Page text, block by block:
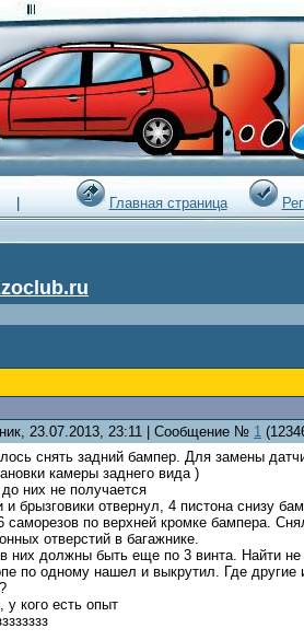
05:55 | Главная страница
23.07.2013, 23:11 | Сообщение № 1
снять задний бампер. Для замены
камеры заднего вида )
них не получается
и брызговики отвернул, 4 пистона снизу
саморезов по верхней кромке бампера.
отверстий в багажнике.
них должны быть еще по 3 винта. Найти не
по одному нашел и выкрутил. Где другие
у кого есть опыт